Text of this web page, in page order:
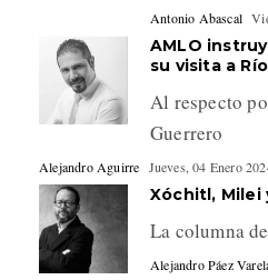
Antonio Abascal
AMLO
su visita a
Al respecto
Guerrero
Alejandro Aguirre Jueves, 04 Enero
Xóchitl, Milei
La columna
Alejandro Páez